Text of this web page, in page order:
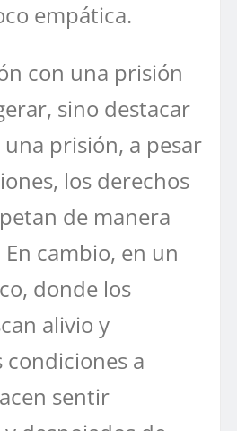
empática.
con una prisión
sino destacar
prisión, a pesar
los derechos
de manera
cambio, en un
donde los
alivio y
condiciones a
sentir